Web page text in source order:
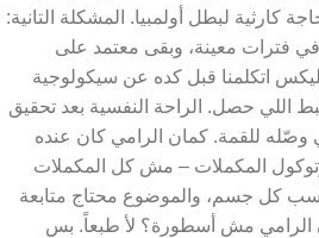
كارثية لبطل أولمبيا. المشكلة التانية:
فترات معينة، وبقى معتمد على
اتكلمنا قبل كده عن سيكولوجية
اللي حصل. الراحة النفسية بعد تحقيق
وصّله للقمة. كمان الرامي كان عنده
المكملات – مش كل المكملات
كل جسم، والموضوع محتاج متابعة
الرامي مش أسطورة؟ لأ طبعاً. بس